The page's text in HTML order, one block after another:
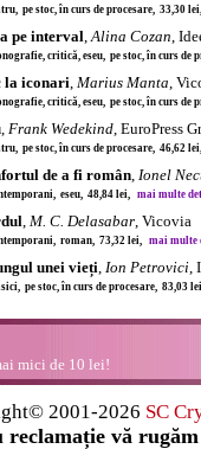
pe stoc, în curs de procesare, 33,30
pe interval,Alina Cozan,
critică, eseu, pe stoc, în curs de
la iconari, Marius Manta,
critică, eseu, pe stoc, în curs de
, Frank Wedekind, EuroPress
pe stoc, în curs de procesare, 46,62
de a fi român, Ionel
eseu, 48,84 lei, mai multe
, M. C. Delasabar, Vicovia
roman, 73,32 lei, mai multe
unei vieți, Ion Petrovici,
pe stoc, în curs de procesare, 83,03
mici de 10 lei!
2001-2026 SC
reclamație vă